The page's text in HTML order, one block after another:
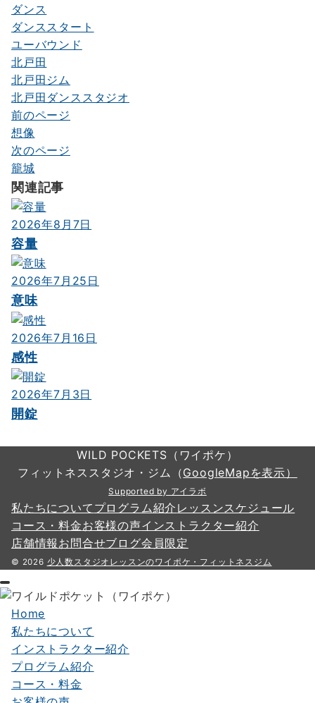
ダンス
ダンススタート
ユーバウンド
北戸田
北戸田ジム
北戸田ダンススタジオ
投
稿
ナ
ビ
ゲ
ー
シ
ョ
ン
前のページ
想像
次のページ
籠城
関連記事
2026年8月7日
容量
2026年7月25日
意味
2026年7月16日
感性
2026年7月3日
開錠
WILD POCKETS（ワイポケ）
フィットネススタジオ・ジム（GoogleMapを表示）
Supported by アイラボ
私たちについて プログラム紹介 レッスンスケジュール
コース・料金お客様の声インストラクター紹介
店舗情報 お問合せブログ会員限定
© 2026 少人数スタジオレッスンのワイポケ・フィットネスジム
Home
私たちについて
インストラクター紹介
プログラム紹介
コース・料金